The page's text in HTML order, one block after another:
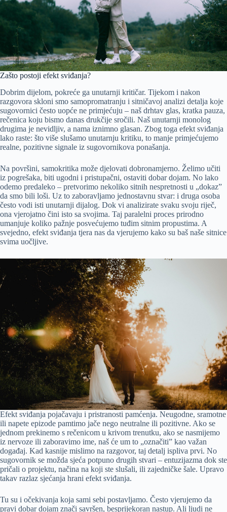
Zašto postoji efekt sviđanja?
Dobrim dijelom, pokreće ga unutarnji kritičar. Tijekom i nakon
razgovora skloni smo samopromatranju i sitničavoj analizi detalja koje
sugovornici često uopće ne primjećuju – naš drhtav glas, kratka pauza,
rečenica koju bismo danas drukčije sročili. Naš unutarnji monolog
drugima je nevidljiv, a nama iznimno glasan. Zbog toga efekt sviđanja
lako raste: što više slušamo unutarnju kritiku, to manje primjećujemo
realne, pozitivne signale iz sugovornikova ponašanja.
Na površini, samokritika može djelovati dobronamjerno. Želimo učiti
iz pogrešaka, biti ugodni i pristupačni, ostaviti dobar dojam. No lako
odemo predaleko – pretvorimo nekoliko sitnih nespretnosti u „dokaz”
da smo bili loši. Uz to zaboravljamo jednostavnu stvar: i druga osoba
često vodi isti unutarnji dijalog. Dok vi analizirate svaku svoju riječ,
ona vjerojatno čini isto sa svojima. Taj paralelni proces prirodno
umanjuje koliko pažnje posvećujemo tuđim sitnim propustima. A
svejedno, efekt sviđanja tjera nas da vjerujemo kako su baš naše sitnice
svima uočljive.
Efekt sviđanja pojačavaju i pristranosti pamćenja. Neugodne, sramotne
ili napete epizode pamtimo jače nego neutralne ili pozitivne. Ako se
jednom prekinemo s rečenicom u krivom trenutku, ako se nasmijemo
iz nervoze ili zaboravimo ime, naš će um to „označiti” kao važan
događaj. Kad kasnije mislimo na razgovor, taj detalj ispliva prvi. No
sugovornik se možda sjeća potpuno drugih stvari – entuzijazma dok ste
pričali o projektu, načina na koji ste slušali, ili zajedničke šale. Upravo
takav razlaz sjećanja hrani efekt sviđanja.
Tu su i očekivanja koja sami sebi postavljamo. Često vjerujemo da
pravi dobar dojam znači savršen, besprijekoran nastup. Ali ljudi ne